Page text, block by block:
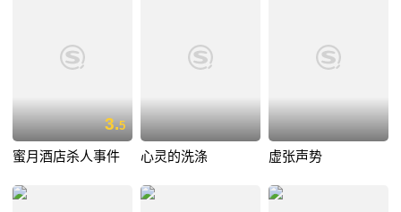
3.5
蜜月酒店杀人事件 心灵的洗涤 虚张声势